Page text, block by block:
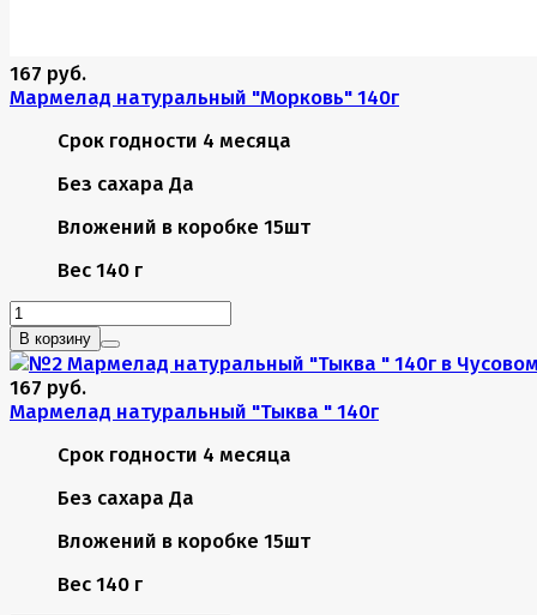
167 руб.
Мармелад натуральный "Морковь" 140г
Срок годности 4 месяца
Без сахара Да
Вложений в коробке 15шт
Вес 140 г
В корзину
167 руб.
Мармелад натуральный "Тыква " 140г
Срок годности 4 месяца
Без сахара Да
Вложений в коробке 15шт
Вес 140 г